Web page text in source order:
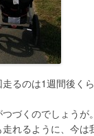
るのは1週間後く
づくのでしょうが。
れるように、今は